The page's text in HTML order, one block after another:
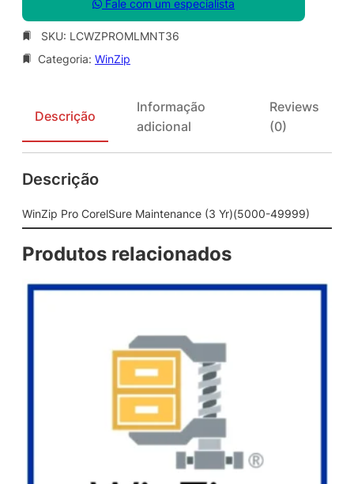
Fale com um especialista
SKU: LCWZPROMLMNT36
Categoria: WinZip
Descrição
Informação
adicional
Reviews
(0)
Descrição
WinZip Pro CorelSure Maintenance (3 Yr)(5000-49999)
Produtos relacionados